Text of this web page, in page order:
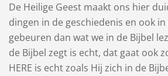
De Heilige Geest maakt ons hier
dingen in de geschiedenis en ook
gebeuren dan wat we in de Bijbel
de Bijbel zegt is echt, dat gaat ook
HERE is echt zoals Hij zich in de